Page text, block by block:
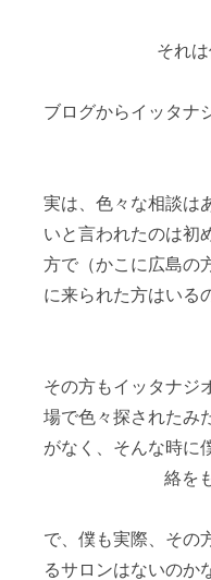
それは
ブログからイッタナ
実は、色々な相談は
いと言われたのは初
方で（かこに広島の
に来られた方はいる
その方もイッタナジ
場で色々探されたみ
がなく、そんな時に
絡を
で、僕も実際、その
るサロンはないのか